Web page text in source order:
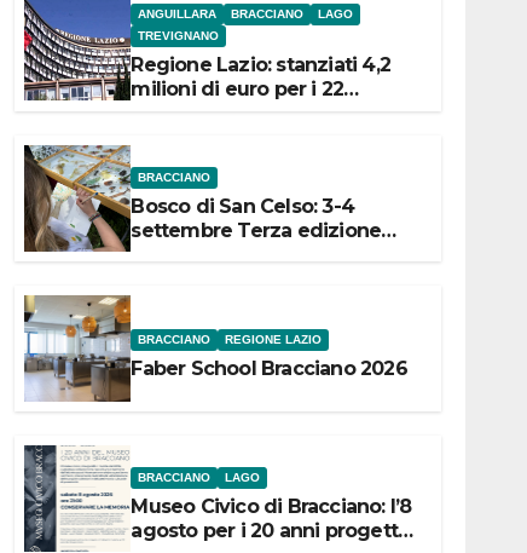
ANGUILLARA BRACCIANO
LAGO
TREVIGNANO
Regione Lazio: stanziati 4,2
milioni di euro per i 22
BRACCIANO
Bosco di San Celso: 3-4
settembre Terza edizione
BRACCIANO REGIONE LAZIO
Faber School Bracciano 2026
BRACCIANO LAGO
Museo Civico di Bracciano: l’8
agosto per i 20 anni progetto